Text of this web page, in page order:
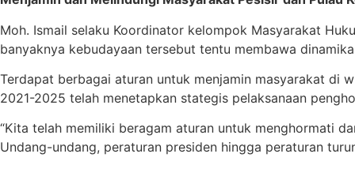
Moh. Ismail selaku Koordinator kelompok Masyarakat
banyaknya kebudayaan tersebut tentu membawa
Terdapat berbagai aturan untuk menjamin masyarakat di
2021-2025 telah menetapkan stategis pelaksanaan
“Kita telah memiliki beragam aturan untuk menghormati
Undang-undang, peraturan presiden hingga peraturan